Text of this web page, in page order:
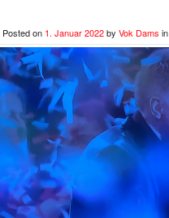
Posted on 1. Januar 2022by Vok Dams in